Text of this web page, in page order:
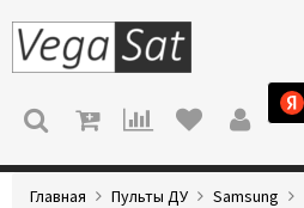
МЕНЮ
Главная Пульты ДУ Samsung